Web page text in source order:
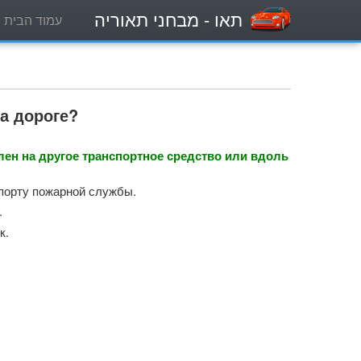
תאו - מבחני תאוריה עמוד הבית
дороге?
на другое транспортное средство или вдоль
пожарной службы.